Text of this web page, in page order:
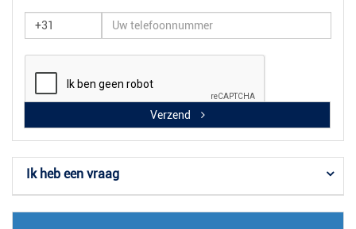
Verzend
Ik heb een vraag